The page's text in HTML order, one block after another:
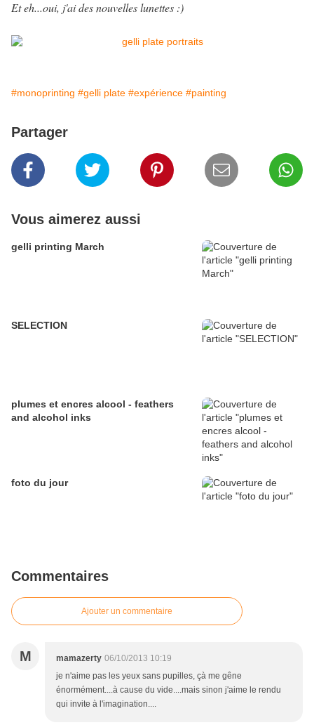
Et eh...oui, j'ai des nouvelles lunettes :)
#monoprinting #gelli plate #expérience #painting
Partager
Vous aimerez aussi
gelli printing March
SELECTION
plumes et encres alcool - feathers
and alcohol inks
foto du jour
Commentaires
Ajouter un commentaire
M mamazerty 06/10/2013 10:19
je n'aime pas les yeux sans pupilles, çà me gêne
énormément....à cause du vide....mais sinon j'aime le rendu
qui invite à l'imagination....